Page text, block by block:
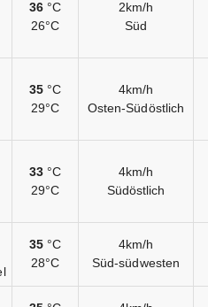
36 °C
26°C
2km/h
Süd
35 °C
29°C
4km/h
Osten-Südöstlich
33 °C
29°C
4km/h
Südöstlich
35 °C
28°C
4km/h
Süd-südwesten